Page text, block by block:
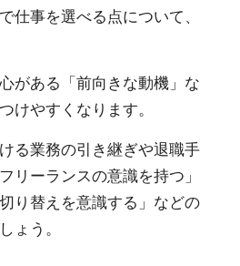
仕事を選べる点について、
がある「前向きな動機」な
けやすくなります。
る業務の引き継ぎや退職手
リーランスの意識を持つ」
り替えを意識する」などの
ょう。